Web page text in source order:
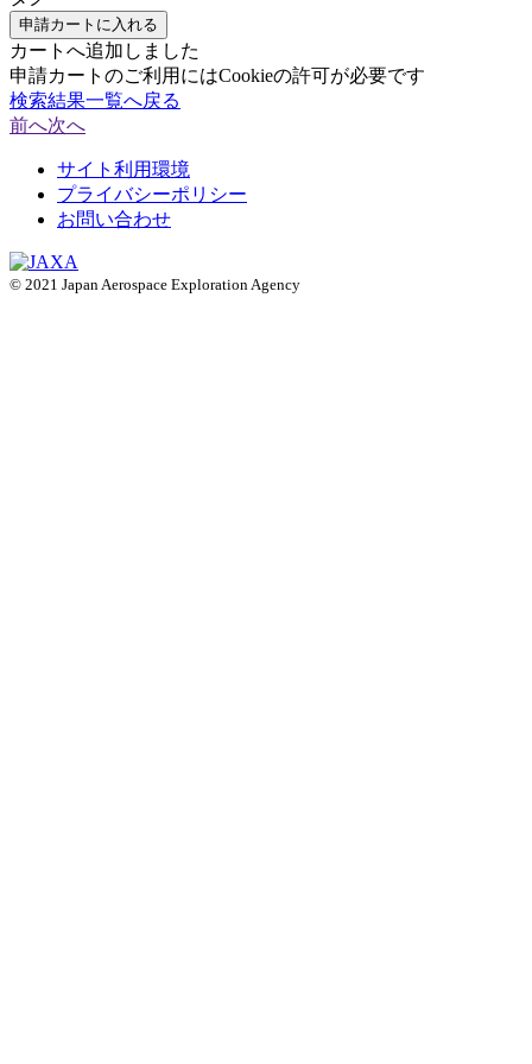
申請カートに入れる
カートへ追加しました
申請カートのご利用にはCookieの許可が必要です
検索結果一覧へ戻る
前へ次へ
サイト利用環境
プライバシーポリシー
お問い合わせ
© 2021 Japan Aerospace Exploration Agency